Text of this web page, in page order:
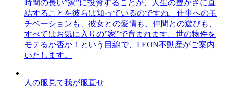
時間の長い”家”に投資することが、人生の豊かさに直
結することを彼らは知っているのですね。仕事へのモ
チベーションも、彼女との愛情も、仲間との遊びも、
すべてはお気に入りの”家”で育まれます。世の物件を
モテるか否か！という目線で、LEON不動産がご案内
いたします。
人の服見て我が服直せ